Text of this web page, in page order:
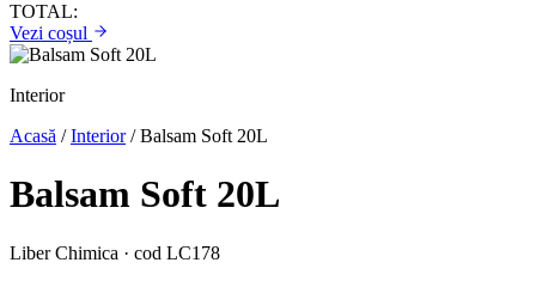
TOTAL:
Vezi coșul
Interior
Acasă /Interior/Balsam Soft 20L
Balsam Soft 20L
Liber Chimica · cod LC178